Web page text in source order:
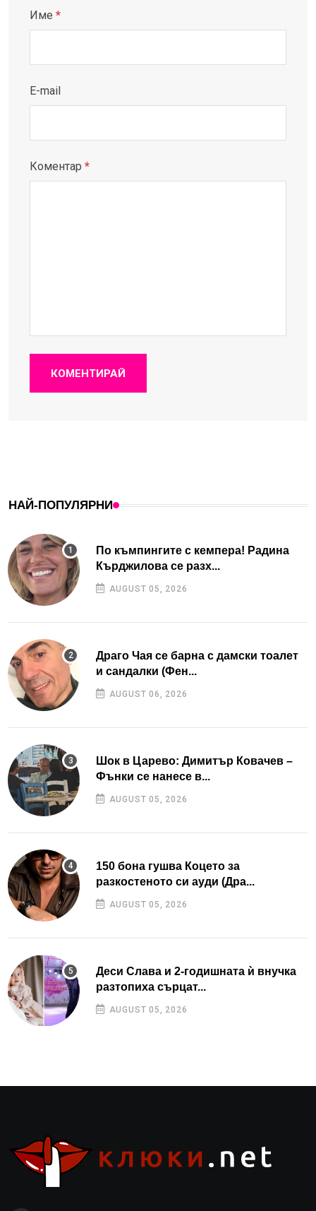
Име *
E-mail
Коментар *
КОМЕНТИРАЙ
НАЙ-ПОПУЛЯРНИ
По къмпингите с кемпера! Радина
Кърджилова се разх...
AUGUST 05, 2026
Драго Чая се барна с дамски тоалет
и сандалки (Фен...
AUGUST 06, 2026
Шок в Царево: Димитър Ковачев –
Фънки се нанесе в...
AUGUST 05, 2026
150 бона гушва Коцето за
разкостеното си ауди (Дра...
AUGUST 05, 2026
Деси Слава и 2-годишната ѝ внучка
разтопиха сърцат...
AUGUST 05, 2026